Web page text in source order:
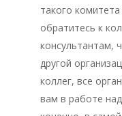
такого
обратитесь к
консультантам,
другой
коллег, все
вам в работе